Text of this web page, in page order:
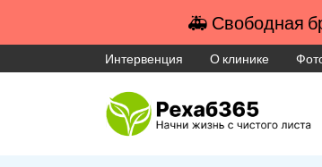
🚑 Свободная
Интервенция О клинике